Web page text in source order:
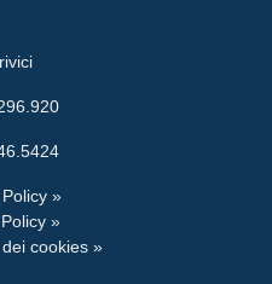
»
»
cookies »